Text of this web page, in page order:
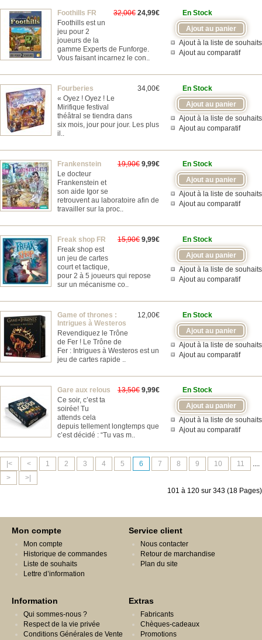
En Stock
Ajout à la liste de souhaits
Ajout au comparatif
32,00€ 24,99€
Foothills FR
Foothills est un
jeu pour 2
joueurs de la
gamme Experts de Funforge.
Vous faisant incarnez le con..
En Stock
Ajout à la liste de souhaits
Ajout au comparatif
34,00€
Fourberies
« Oyez ! Oyez ! Le
Mirifique festival
théâtral se tiendra dans
six mois, jour pour jour. Les plus
il..
En Stock
Ajout à la liste de souhaits
Ajout au comparatif
19,90€ 9,99€
Frankenstein
Le docteur
Frankenstein et
son aide Igor se
retrouvent au laboratoire afin de
travailler sur la proc..
En Stock
Ajout à la liste de souhaits
Ajout au comparatif
15,90€ 9,99€
Freak shop FR
Freak shop est
un jeu de cartes
court et tactique,
pour 2 à 5 joueurs qui repose
sur un mécanisme co..
En Stock
Ajout à la liste de souhaits
Ajout au comparatif
12,00€
Game of thrones :
Intrigues à Westeros
Revendiquez le Trône
de Fer ! Le Trône de
Fer : Intrigues à Westeros est un
jeu de cartes rapide ..
En Stock
Ajout à la liste de souhaits
Ajout au comparatif
13,50€ 9,99€
Gare aux relous
Ce soir, c’est ta
soirée! Tu
attends cela
depuis tellement longtemps que
c’est décidé : “Tu vas m..
|< < 1 2 3 4 5 6 7 8 9 10 11
....
>
>|
101 à 120 sur 343 (18 Pages)
Mon compte
Mon compte
Historique de commandes
Liste de souhaits
Lettre d’information
Service client
Nous contacter
Retour de marchandise
Plan du site
Information
Qui sommes-nous ?
Respect de la vie privée
Conditions Générales de Vente
Extras
Fabricants
Chèques-cadeaux
Promotions